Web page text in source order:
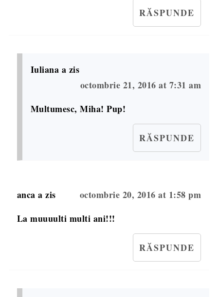
RĂSPUNDE
Iuliana a zis
octombrie 21, 2016 at 7:31 am
Multumesc, Miha! Pup!
RĂSPUNDE
anca a zis
octombrie 20, 2016 at 1:58 pm
La muuuulti multi ani!!!
RĂSPUNDE